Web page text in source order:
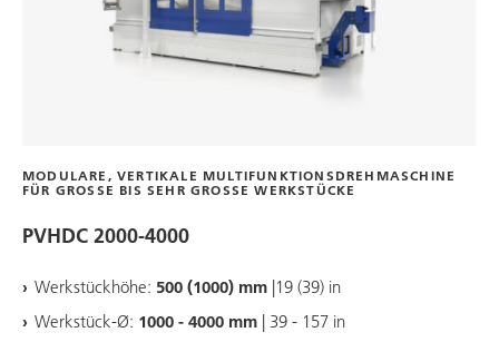
MODULARE, VERTIKALE MULTIFUNKTIONSDREHMASCHINE
FÜR GROSSE BIS SEHR GROSSE WERKSTÜCKE
PVHDC 2000-4000
Werkstückhöhe: 500 (1000) mm |19 (39) in
Werkstück-Ø: 1000 - 4000 mm | 39 - 157 in